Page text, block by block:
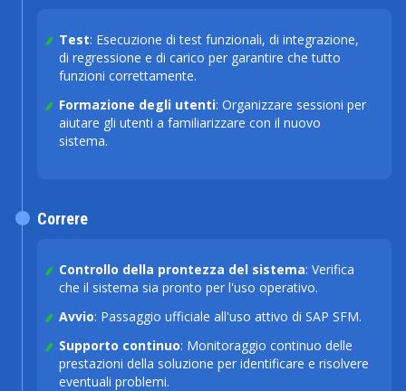
Test: Esecuzione di test funzionali, di integrazione,
di regressione e di carico per garantire che tutto
funzioni correttamente.
Formazione degli utenti: Organizzare sessioni per
aiutare gli utenti a familiarizzare con il nuovo
sistema.
Controllo della prontezza del sistema: Verifica
che il sistema sia pronto per l'uso operativo.
Avvio: Passaggio ufficiale all'uso attivo di SAP SFM.
Supporto continuo: Monitoraggio continuo delle
prestazioni della soluzione per identificare e risolvere
eventuali problemi.
Correre